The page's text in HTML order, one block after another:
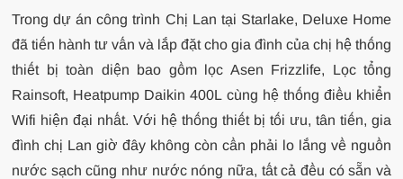
Trong dự án công trình Chị Lan tại Starlake, Deluxe Home
đã tiến hành tư vấn và lắp đặt cho gia đình của chị hệ thống
thiết bị toàn diện bao gồm lọc Asen Frizzlife, Lọc tổng
Rainsoft, Heatpump Daikin 400L cùng hệ thống điều khiển
Wifi hiện đại nhất. Với hệ thống thiết bị tối ưu, tân tiến, gia
đình chị Lan giờ đây không còn cần phải lo lắng về nguồn
nước sạch cũng như nước nóng nữa, tất cả đều có sẵn và